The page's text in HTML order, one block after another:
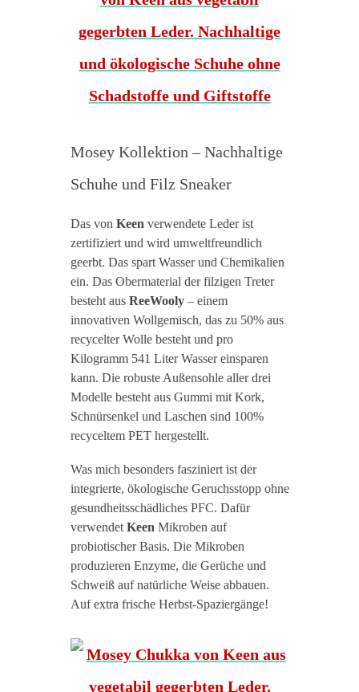
Mosey Kollektion – Nachhaltige
Schuhe und Filz Sneaker
Das von Keen verwendete Leder ist
zertifiziert und wird umweltfreundlich
geerbt. Das spart Wasser und Chemikalien
ein. Das Obermaterial der filzigen Treter
besteht aus ReeWooly– einem
innovativen Wollgemisch, das zu 50% aus
recycelter Wolle besteht und pro
Kilogramm 541 Liter Wasser einsparen
kann. Die robuste Außensohle aller drei
Modelle besteht aus Gummi mit Kork,
Schnürsenkel und Laschen sind 100%
recyceltem PET hergestellt.
Was mich besonders fasziniert ist der
integrierte, ökologische Geruchsstopp ohne
gesundheitsschädliches PFC. Dafür
verwendet Keen Mikroben auf
probiotischer Basis. Die Mikroben
produzieren Enzyme, die Gerüche und
Schweiß auf natürliche Weise abbauen.
Auf extra frische Herbst-Spaziergänge!